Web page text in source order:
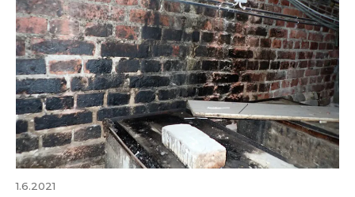
1.6.2021